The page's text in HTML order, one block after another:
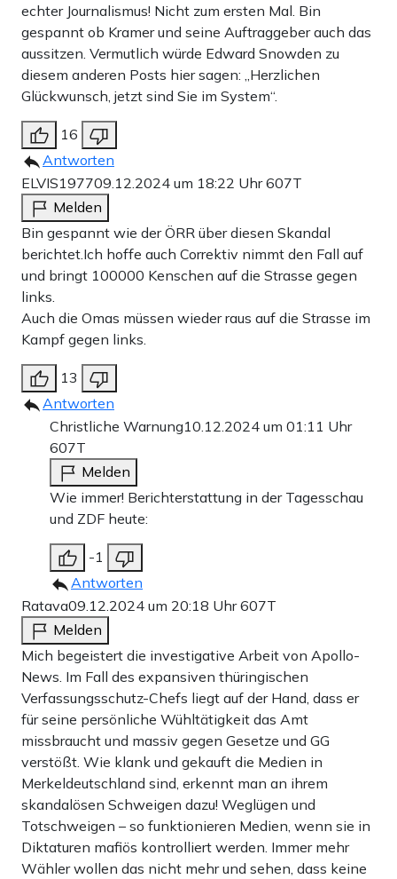
echter Journalismus! Nicht zum ersten Mal. Bin
gespannt ob Kramer und seine Auftraggeber auch das
aussitzen. Vermutlich würde Edward Snowden zu
diesem anderen Posts hier sagen: „Herzlichen
Glückwunsch, jetzt sind Sie im System“.
16
Antworten
ELVIS197709.12.2024 um 18:22 Uhr607T
Melden
Bin gespannt wie der ÖRR über diesen Skandal
berichtet.Ich hoffe auch Correktiv nimmt den Fall auf
und bringt 100000 Kenschen auf die Strasse gegen
links.
Auch die Omas müssen wieder raus auf die Strasse im
Kampf gegen links.
13
Antworten
Christliche Warnung10.12.2024 um 01:11 Uhr
607T
Melden
Wie immer! Berichterstattung in der Tagesschau
und ZDF heute:
-1
Antworten
Ratava09.12.2024 um 20:18 Uhr607T
Melden
Mich begeistert die investigative Arbeit von Apollo-
News. Im Fall des expansiven thüringischen
Verfassungsschutz-Chefs liegt auf der Hand, dass er
für seine persönliche Wühltätigkeit das Amt
missbraucht und massiv gegen Gesetze und GG
verstößt. Wie klank und gekauft die Medien in
Merkeldeutschland sind, erkennt man an ihrem
skandalösen Schweigen dazu! Weglügen und
Totschweigen – so funktionieren Medien, wenn sie in
Diktaturen mafiös kontrolliert werden. Immer mehr
Wähler wollen das nicht mehr und sehen, dass keine